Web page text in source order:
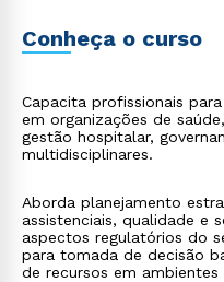
Conheça o curso
Capacita profissionais
em organizações de
gestão hospitalar,
multidisciplinares.
Aborda planejamento
assistenciais, qualidade e
aspectos regulatórios do
para tomada de decisão
de recursos em